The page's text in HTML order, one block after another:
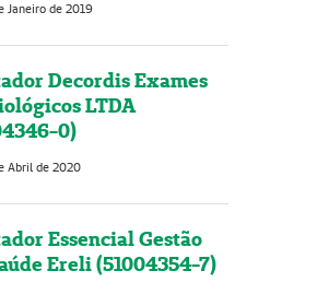
Janeiro de 2019
Decordis Exames
LTDA
0)
Abril de 2020
Essencial Gestão
Ereli (51004354-7)